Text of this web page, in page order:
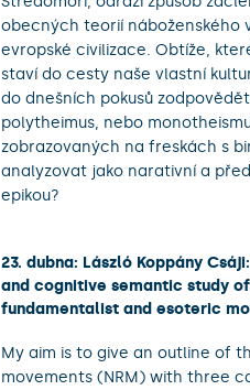
obecných teorií náboženského
evropské civilizace. Obtíže,
staví do cesty naše vlastní
do dnešních pokusů
polytheimus, nebo
zobrazovaných na freskách s
analyzovat jako narativní a
epikou?
23. dubna: László Koppány
and cognitive semantic study
fundamentalist and esoteric
My aim is to give an outline of
movements (NRM) with three